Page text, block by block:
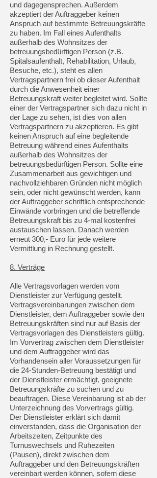
und dagegensprechen. Außerdem
akzeptiert der Auftraggeber keinen
Anspruch auf bestimmte Betreuungskräfte
zu haben. Im Fall eines Aufenthalts
außerhalb des Wohnsitzes der
betreuungsbedürftigen Person (z.B.
Spitalsaufenthalt, Rehabilitation, Urlaub,
Besuche, etc.), steht es allen
Vertragspartnern frei ob dieser Aufenthalt
durch die Anwesenheit einer
Betreuungskraft weiter begleitet wird. Sollte
einer der Vertragspartner sich dazu nicht in
der Lage zu sehen, ist dies von allen
Vertragspartnern zu akzeptieren. Es gibt
keinen Anspruch auf eine begleitende
Betreuung während eines Aufenthalts
außerhalb des Wohnsitzes der
betreuungsbedürftigen Person. Sollte eine
Zusammenarbeit aus gewichtigen und
nachvollziehbaren Gründen nicht möglich
sein, oder nicht gewünscht werden, kann
der Auftraggeber schriftlich entsprechende
Einwände vorbringen und die betreffende
Betreuungskraft bis zu 4-mal kostenfrei
austauschen lassen. Danach werden
erneut 300,- Euro für jede weitere
Vermittlung in Rechnung gestellt.
8. Verträge
Alle Vertragsvorlagen werden vom
Dienstleister zur Verfügung gestellt.
Vertragsvereinbarungen zwischen dem
Dienstleister, dem Auftraggeber sowie den
Betreuungskräften sind nur auf Basis der
Vertragsvorlagen des Dienstleisters gültig.
Im Vorvertrag zwischen dem Dienstleister
und dem Auftraggeber wird das
Vorhandensein aller Voraussetzungen für
die 24-Stunden-Betreuung bestätigt und
der Dienstleister ermächtigt, geeignete
Betreuungskräfte zu suchen und zu
beauftragen. Diese Vereinbarung ist ab der
Unterzeichnung des Vorvertrags gültig.
Der Dienstleister erklärt sich damit
einverstanden, dass die Organisation der
Arbeitszeiten, Zeitpunkte des
Turnuswechsels und Ruhezeiten
(Pausen), direkt zwischen dem
Auftraggeber und den Betreuungskräften
vereinbart werden können, sofern diese